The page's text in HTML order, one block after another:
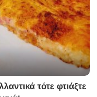
τότε φτιάξτε